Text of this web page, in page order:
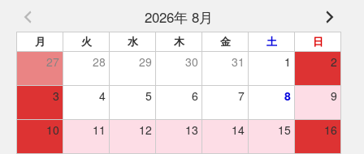
2026年 8月
月 火 水 木 金 土 日
27 28 29 30 31 1 2
3 4 5 6 7 8 9
10 11 12 13 14 15 16